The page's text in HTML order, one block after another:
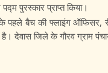
पुरस्कार प्राप्त किया।
पहले बैच की फ्लाइंग ऑफिसर,
है। देवास जिले के गौरव ग्राम